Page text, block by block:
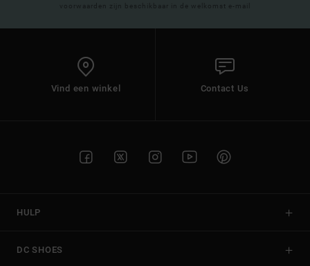
voorwaarden zijn beschikbaar in de welkomst e-mail
Vind een winkel Contact Us
HULP
DC SHOES